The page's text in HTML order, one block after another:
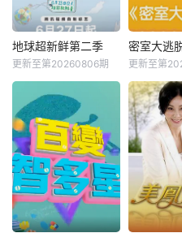
地球超新鲜第二季
更新至第20260806期
密室大逃
更新至第